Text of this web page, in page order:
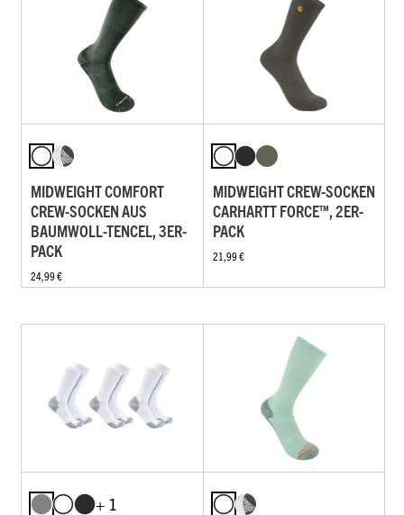
MIDWEIGHT COMFORT
CREW-SOCKEN AUS
BAUMWOLL-TENCEL, 3ER-
PACK
24,99 €
MIDWEIGHT CREW-SOCKEN
CARHARTT FORCE™, 2ER-
PACK
21,99 €
+ 1